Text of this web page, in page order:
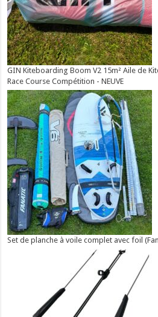
GIN Kiteboarding Boom V2 15m² Aile de
Race Course Compétition - NEUVE
Set de planche à voile complet avec foil